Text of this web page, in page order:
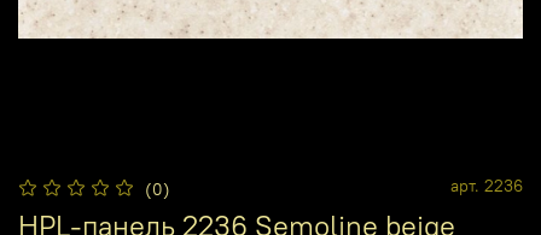
(0) арт. 2236
HPL-панель 2236 Semoline beige